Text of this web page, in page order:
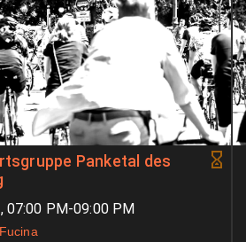
Panketal des
07:00 PM-09:00 PM